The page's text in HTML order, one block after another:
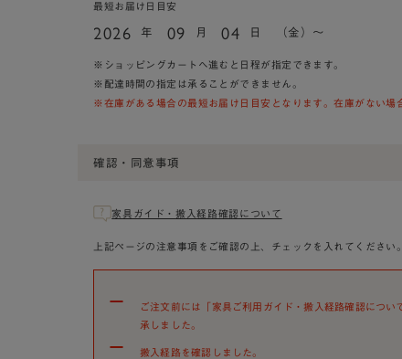
最短お届け日目安
2026 年 09 月 04 日 （金）～
※ショッピングカートへ進むと日程が指定できます。
※配達時間の指定は承ることができません。
※在庫がある場合の最短お届け日目安となります。在庫がない場
確認・同意事項
家具ガイド・搬入経路確認について
上記ページの注意事項をご確認の上、チェックを入れてください。
ご注文前には「家具ご利用ガイド・搬入経路確認につい
承しました。
搬入経路を確認しました。